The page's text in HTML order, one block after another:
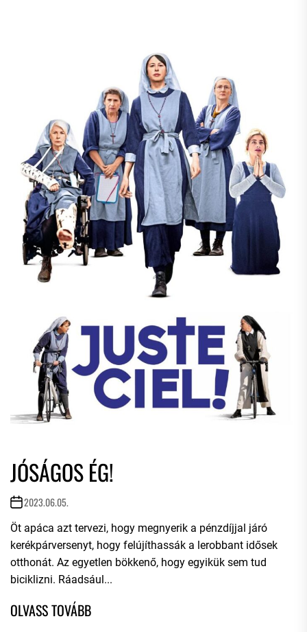
JÓSÁGOS ÉG!
2023.06.05.
Öt apáca azt tervezi, hogy megnyerik a pénzdíjjal járó
kerékpárversenyt, hogy felújíthassák a lerobbant idősek
otthonát. Az egyetlen bökkenő, hogy egyikük sem tud
biciklizni. Ráadsául...